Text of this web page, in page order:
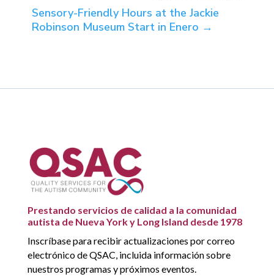
Sensory-Friendly Hours at the Jackie
Robinson Museum Start in Enero →
Prestando servicios de calidad a la comunidad
autista de Nueva York y Long Island desde 1978
Inscríbase para recibir actualizaciones por correo
electrónico de QSAC, incluida información sobre
nuestros programas y próximos eventos.